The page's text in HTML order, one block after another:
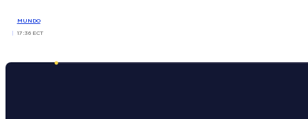
MUNDO
17:36 ECT